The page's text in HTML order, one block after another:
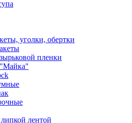
уголки, обертки
пленки
лентой